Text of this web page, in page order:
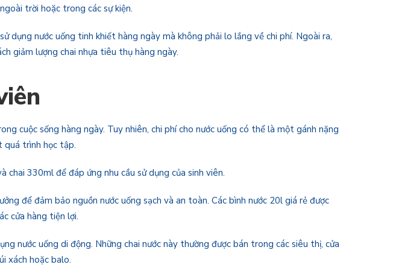
trời hoặc trong các sự kiện.
dụng nước uống tinh khiết hàng ngày mà không phải lo lắng về chi phí. Ngoài ra,
giảm lượng chai nhựa tiêu thụ hàng ngày.
cuộc sống hàng ngày. Tuy nhiên, chi phí cho nước uống có thể là một gánh nặng
quá trình học tập.
chai 330ml để đáp ứng nhu cầu sử dụng của sinh viên.
để đảm bảo nguồn nước uống sạch và an toàn. Các bình nước 20l giá rẻ được
cửa hàng tiện lợi.
nước uống di động. Những chai nước này thường được bán trong các siêu thị, cửa
xách hoặc balo.